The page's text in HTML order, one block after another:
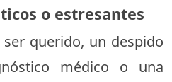
o estresantes
querido, un despido
médico o una